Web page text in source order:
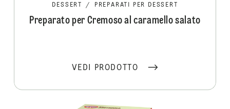
DESSERT / PREPARATI PER DESSERT
Preparato per Cremoso al caramello salato
VEDI PRODOTTO